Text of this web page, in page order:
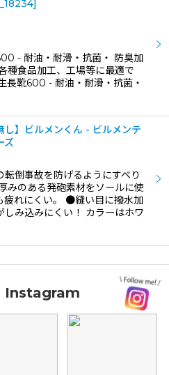
]
- 耐油・耐滑・抗菌・ 防臭加
種食品加工、工場等に最適で
長靴600 - 耐油・耐滑・抗菌・
し】ビルメンくん - ビルメンテ
ズ
倒事故を防げるようにすべり
みのある発砲素材をソールに使
疲れにくい。 ●縫い目に撥水加
しみ込みにくい！ カラーはホワ
Instagram